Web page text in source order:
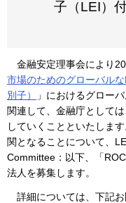
子（LEI）
金融安定理事会により
市場のためのグローバル
別子）
」におけるグロー
関連して、金融庁として
していくことといたしま
関となることについて、
Committee：以下、「
法人を募集します。
詳細については、下記